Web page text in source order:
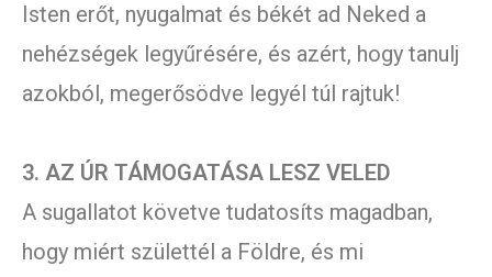
Isten erőt, nyugalmat és békét ad Neked a
nehézségek legyűrésére, és azért, hogy tanulj
azokból, megerősödve legyél túl rajtuk!
3. AZ ÚR TÁMOGATÁSA LESZ VELED
A sugallatot követve tudatosíts magadban,
hogy miért születtél a Földre, és mi